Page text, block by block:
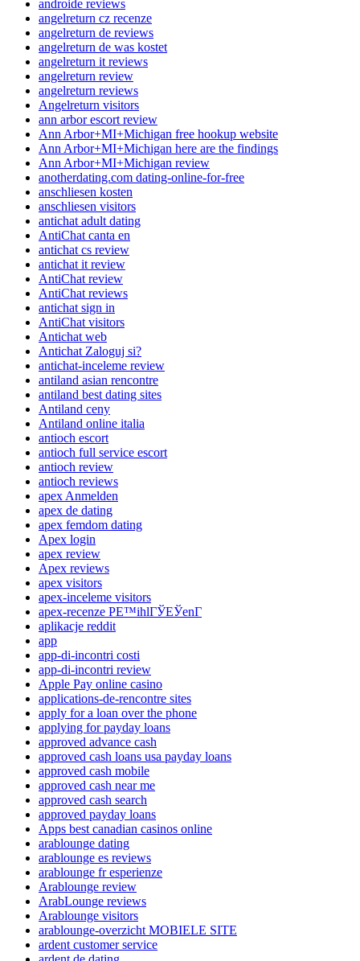
androide reviews
angelreturn cz recenze
angelreturn de reviews
angelreturn de was kostet
angelreturn it reviews
angelreturn review
angelreturn reviews
Angelreturn visitors
ann arbor escort review
Ann Arbor+MI+Michigan free hookup website
Ann Arbor+MI+Michigan here are the findings
Ann Arbor+MI+Michigan review
anotherdating.com dating-online-for-free
anschliesen kosten
anschliesen visitors
antichat adult dating
AntiChat canta en
antichat cs review
antichat it review
AntiChat review
AntiChat reviews
antichat sign in
AntiChat visitors
Antichat web
Antichat Zaloguj si?
antichat-inceleme review
antiland asian rencontre
antiland best dating sites
Antiland ceny
Antiland online italia
antioch escort
antioch full service escort
antioch review
antioch reviews
apex Anmelden
apex de dating
apex femdom dating
Apex login
apex review
Apex reviews
apex visitors
apex-inceleme visitors
apex-recenze PЕ™ihlГЎЕЎenГ­
aplikacje reddit
app
app-di-incontri costi
app-di-incontri review
Apple Pay online casino
applications-de-rencontre sites
apply for a loan over the phone
applying for payday loans
approved advance cash
approved cash loans usa payday loans
approved cash mobile
approved cash near me
approved cash search
approved payday loans
Apps best canadian casinos online
arablounge dating
arablounge es reviews
arablounge fr esperienze
Arablounge review
ArabLounge reviews
Arablounge visitors
arablounge-overzicht MOBIELE SITE
ardent customer service